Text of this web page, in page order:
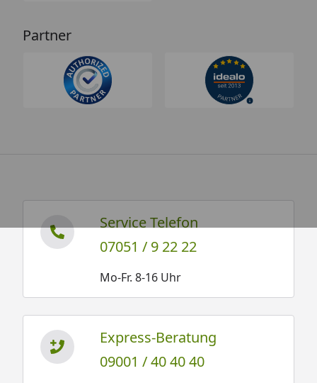
Partner
Service Telefon
07051 / 9 22 22
Mo-Fr. 8-16 Uhr
Express-Beratung
09001 / 40 40 40